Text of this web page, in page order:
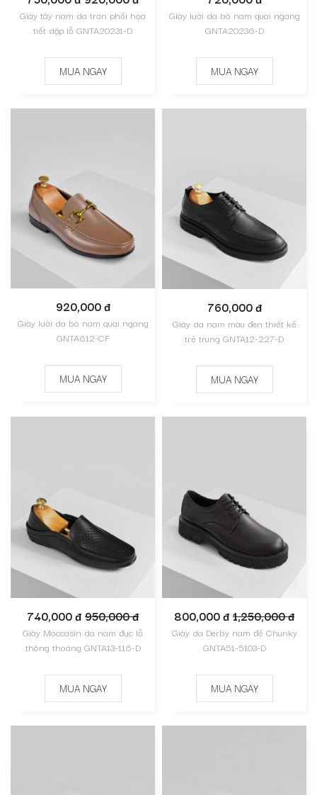
Giày tây nam da trơn phối họa
tiết dập lỗ GNTA20231-D
MUA NGAY
Giày lười da bò nam quai ngang
GNTA20236-D
MUA NGAY
920,000 đ
Giày lười da bò nam quai ngang
GNTA612-CF
MUA NGAY
760,000 đ
Giày da nam màu đen thiết kế
trẻ trung GNTA12-227-D
MUA NGAY
740,000 đ 950,000 đ
Giày Moccasin da nam đục lỗ
thông thoáng GNTA13-116-D
MUA NGAY
800,000 đ 1,250,000 đ
Giày da Derby nam đế Chunky
GNTA51-5103-D
MUA NGAY